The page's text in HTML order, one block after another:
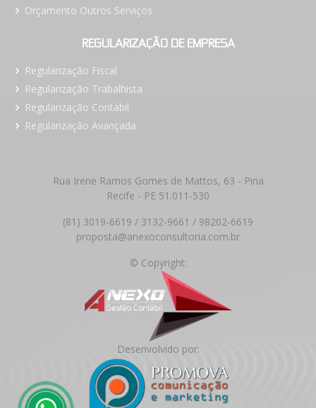
Orçamento Outros Serviços
REGULARIZAÇÃO DE EMPRESA
Regularização Fiscal
Regularização Trabalhista
Regularização Contábil
Regularização Avançada
Rua Irene Ramos Gomes de Mattos, 63 - Pina
Recife - PE 51.011-530
(81) 3019-6619 / 3132-9661 / 98202-6619
proposta@anexoconsultoria.com.br
© Copyright:
Desenvolvido por: